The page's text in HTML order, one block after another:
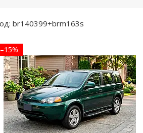
br140399+brm163s
–15%